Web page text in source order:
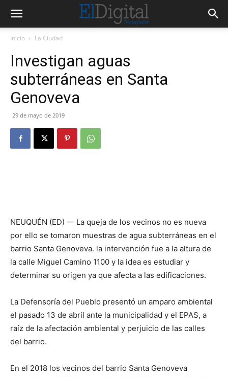
Inicio La Ciudad
Investigan aguas
subterráneas en Santa
Genoveva
29 de mayo de 2019
NEUQUÉN (ED) — La queja de los vecinos no es nueva
por ello se tomaron muestras de agua subterráneas en el
barrio Santa Genoveva. la intervención fue a la altura de
la calle Miguel Camino 1100 y la idea es estudiar y
determinar su origen ya que afecta a las edificaciones.
La Defensoría del Pueblo presentó un amparo ambiental
el pasado 13 de abril ante la municipalidad y el EPAS, a
raíz de la afectación ambiental y perjuicio de las calles
del barrio.
En el 2018 los vecinos del barrio Santa Genoveva